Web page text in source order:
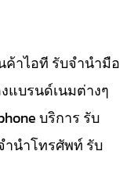
ค้าไอที รับจำนำมือ
แบรนด์เนมต่างๆ
บริการ รับ
ำนำโทรศัพท์ รับ